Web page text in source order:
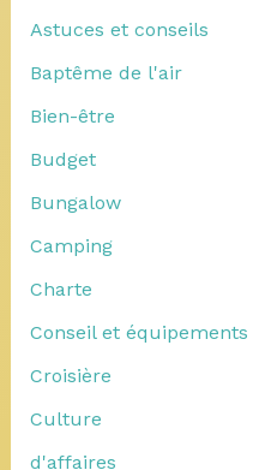
Astuces et conseils
Baptême de l'air
Bien-être
Budget
Bungalow
Camping
Charte
Conseil et équipements
Croisière
Culture
d'affaires